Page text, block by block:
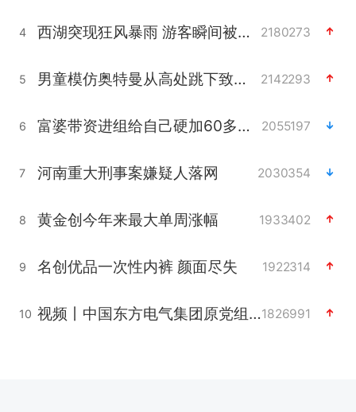
4 西湖突现狂风暴雨 游客瞬间被浇透 2180273
5 男童模仿奥特曼从高处跳下致骨折 2142293
6 富婆带资进组给自己硬加60多场吻戏 2055197
7 河南重大刑事案嫌疑人落网 2030354
8 黄金创今年来最大单周涨幅 1933402
9 名创优品一次性内裤 颜面尽失 1922314
10 视频丨中国东方电气集团原党组副书记、董事宋致远被查1826991